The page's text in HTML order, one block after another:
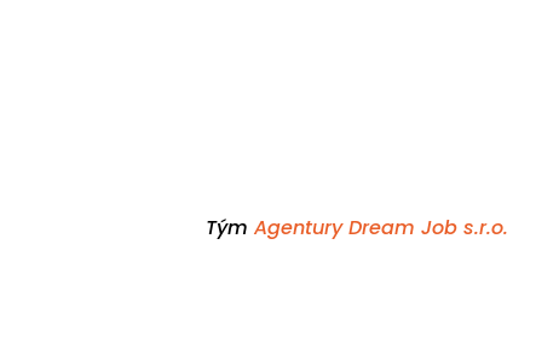
Tým Agentury Dream Job s.r.o.